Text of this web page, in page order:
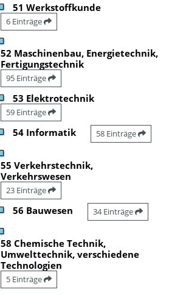
51 Werkstoffkunde
6 Einträge
52 Maschinenbau, Energietechnik,
Fertigungstechnik
95 Einträge
53 Elektrotechnik
59 Einträge
54 Informatik 58 Einträge
55 Verkehrstechnik,
Verkehrswesen
23 Einträge
56 Bauwesen 34 Einträge
58 Chemische Technik,
Umwelttechnik, verschiedene
Technologien
5 Einträge